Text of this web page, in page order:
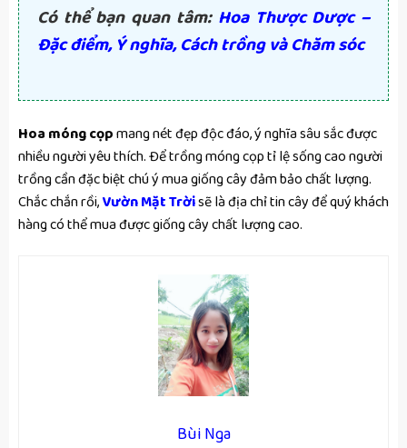
Có thể bạn quan tâm: Hoa Thược Dược –
Đặc điểm, Ý nghĩa, Cách trồng và Chăm sóc
Hoa móng cọpmang nét đẹp độc đáo, ý nghĩa sâu sắc được
nhiều người yêu thích. Để trồng móng cọp tỉ lệ sống cao người
trồng cần đặc biệt chú ý mua giống cây đảm bảo chất lượng.
Chắc chắn rồi,Vườn Mặt Trờisẽ là địa chỉ tin cây để quý khách
hàng có thể mua được giống cây chất lượng cao.
Bùi Nga